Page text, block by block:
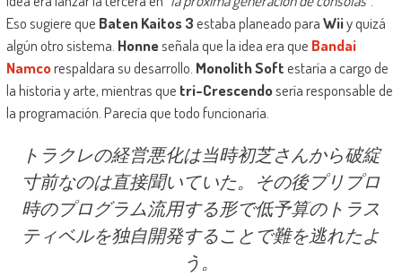
Eso sugiere que Baten Kaitos 3estaba planeado paraWiiy quizá
algún otro sistema. Honneseñala que la idea era que Bandai
Namcorespaldara su desarrollo. Monolith Softestaría a cargo de
la historia y arte, mientras que tri-Crescendosería responsable de
la programación. Parecía que todo funcionaría.
トラクレの経営悪化は当時初芝さんから破綻
寸前なのは直接聞いていた。その後プリプロ
時のプログラム流用する形で低予算のトラス
ティベルを独自開発することで難を逃れたよ
う。